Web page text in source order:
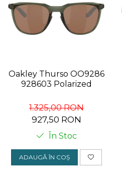
Oakley Thurso OO9286
928603 Polarized
1.325,00 RON
927,50 RON
În Stoc
ADAUGĂ ÎN COȘ